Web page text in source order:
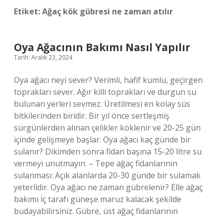
Etiket:Ağaç kök gübresi ne zaman atılır
Oya Ağacının Bakımı Nasıl Yapılır
Tarih: Aralık 23, 2024
Oya ağacı neyi sever? Verimli, hafif kumlu, geçirgen
toprakları sever. Ağır killi toprakları ve durgun su
bulunan yerleri sevmez. Üretilmesi en kolay süs
bitkilerinden biridir. Bir yıl önce sertleşmiş
sürgünlerden alınan çelikler köklenir ve 20-25 gün
içinde gelişmeye başlar. Oya ağacı kaç günde bir
sulanır? Dikimden sonra fidan başına 15-20 litre su
vermeyi unutmayın. – Tepe ağaç fidanlarının
sulanması: Açık alanlarda 20-30 günde bir sulamak
yeterlidir. Oya ağacı ne zaman gübrelenir? Elle ağaç
bakımı İç tarafı güneşe maruz kalacak şekilde
budayabilirsiniz. Gübre, üst ağaç fidanlarının